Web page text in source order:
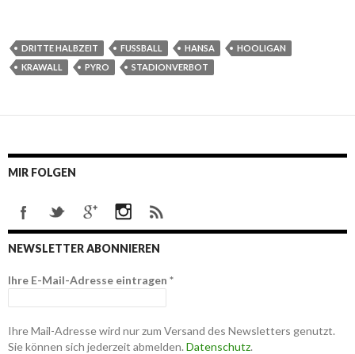
DRITTE HALBZEIT FUSSBALL HANSA
HOOLIGAN
KRAWALL
PYRO STADIONVERBOT
MIR FOLGEN
NEWSLETTER ABONNIEREN
Ihre E-Mail-Adresse eintragen *
Ihre Mail-Adresse wird nur zum Versand des Newsletters genutzt.
Sie können sich jederzeit abmelden. Datenschutz.